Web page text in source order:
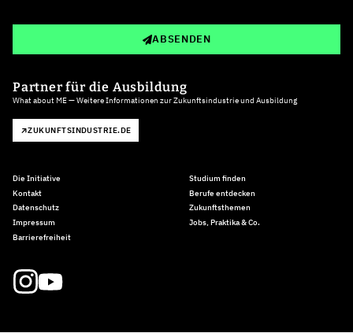
ABSENDEN
Partner für die Ausbildung
What about ME — Weitere Informationen zur Zukunftsindustrie und Ausbildung
ZUKUNFTSINDUSTRIE.DE
Die Initiative
Kontakt
Datenschutz
Impressum
Barrierefreiheit
Studium finden
Berufe entdecken
Zukunftsthemen
Jobs, Praktika & Co.